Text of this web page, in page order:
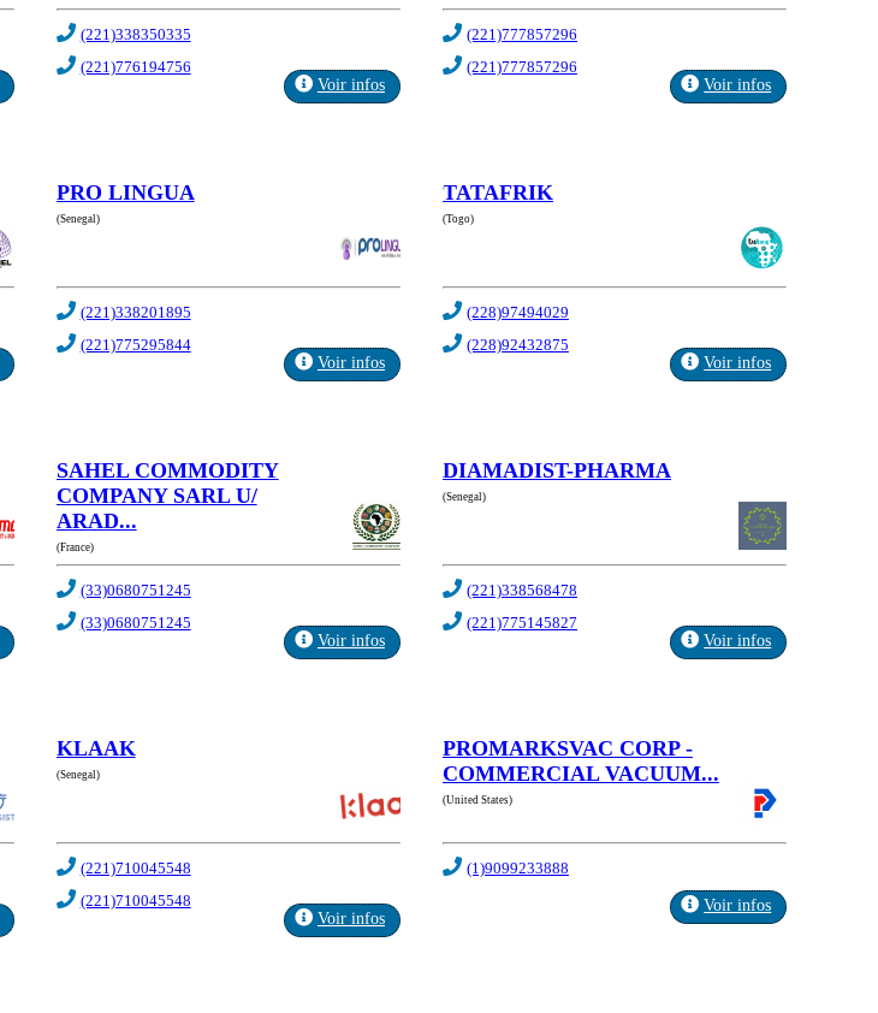
(221)338350335
(221)776194756
Voir infos
(221)777857296
(221)777857296
Voir infos
PRO LINGUA
(Senegal)
(221)338201895
(221)775295844
Voir infos
TATAFRIK
(Togo)
(228)97494029
(228)92432875
Voir infos
SAHEL COMMODITY
COMPANY SARL U/
ARAD...
(France)
(33)0680751245
(33)0680751245
Voir infos
DIAMADIST-PHARMA
(Senegal)
(221)338568478
(221)775145827
Voir infos
KLAAK
(Senegal)
(221)710045548
(221)710045548
Voir infos
PROMARKSVAC CORP -
COMMERCIAL VACUUM...
(United States)
(1)9099233888
Voir infos